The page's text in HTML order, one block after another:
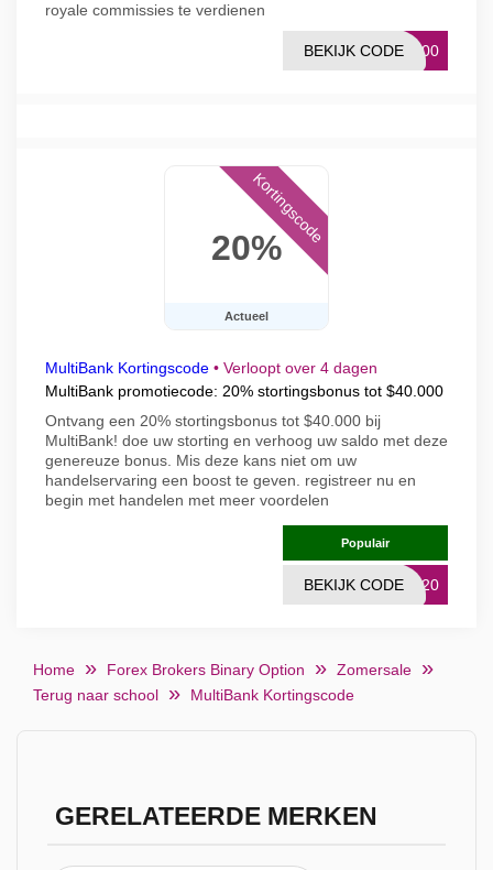
royale commissies te verdienen
L400
BEKIJK CODE
20%
Actueel
Kortingscode
MultiBank Kortingscode • Verloopt over 4 dagen
MultiBank promotiecode: 20% stortingsbonus tot $40.000
Ontvang een 20% stortingsbonus tot $40.000 bij
MultiBank! doe uw storting en verhoog uw saldo met deze
genereuze bonus. Mis deze kans niet om uw
handelservaring een boost te geven. registreer nu en
begin met handelen met meer voordelen
Populair
NK20
BEKIJK CODE
Home Forex Brokers Binary Option
Zomersale
Terug naar school
MultiBank Kortingscode
GERELATEERDE MERKEN